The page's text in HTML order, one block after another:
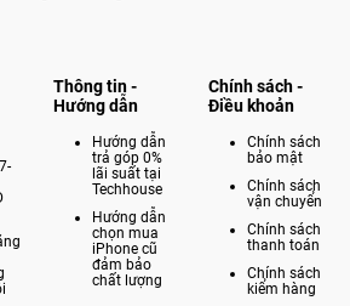
Thông tin -
Hướng dẫn
Hướng dẫn
trả góp 0%
lãi suất tại
Techhouse
Hướng dẫn
chọn mua
iPhone cũ
đảm bảo
chất lượng
Chính sách -
Điều khoản
Chính sách
bảo mật
Chính sách
vận chuyển
Chính sách
thanh toán
Chính sách
kiểm hàng